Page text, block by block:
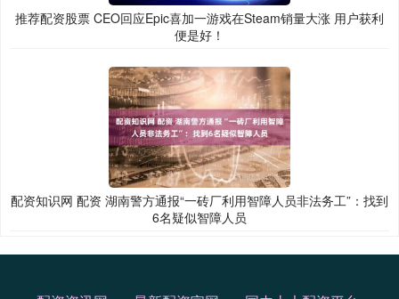
推荐配资股票 CEO回应Epic喜加一游戏在Steam销量大涨 用户获利
便是好！
配资知识网 配资 湖南警方通报“一砖厂利用智障人员非法务工”：找到
6名疑似智障人员